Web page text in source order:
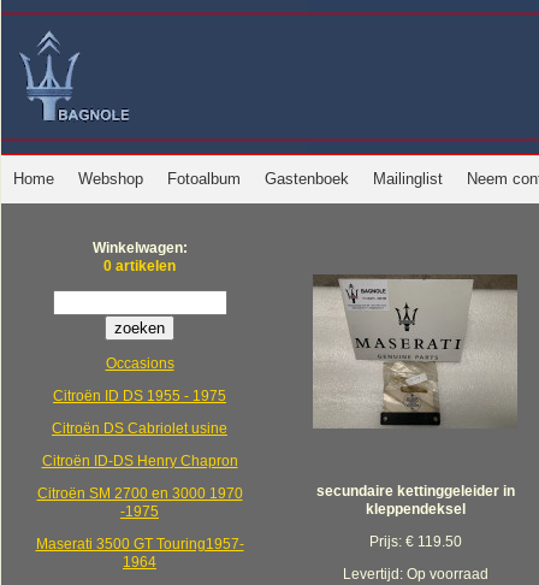
Home Webshop Fotoalbum Gastenboek Mailinglist Neem
Winkelwagen:
0 artikelen
Occasions
Citroën ID DS 1955 - 1975
Citroën DS Cabriolet usine
Citroën ID-DS Henry Chapron
Citroën SM 2700 en 3000 1970
-1975
Maserati 3500 GT Touring1957-
1964
secundaire kettinggeleider in
kleppendeksel
Prijs: € 119.50
Levertijd: Op voorraad